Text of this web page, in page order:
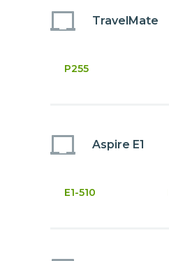
TravelMate
P255
Aspire E1
E1-510